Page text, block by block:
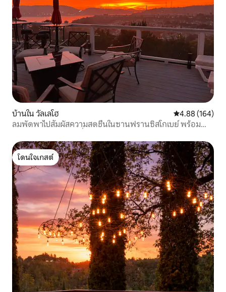
บ้านใน วัลเลโฮ คะแนนเฉลี่ย
4.88 (164)
ลมพัดพาไปสัมผัสความสดชื่นในซานฟรานซิสโกเบย์ พร้อม
โดนใจเกสต์
โดนใจเกสต์